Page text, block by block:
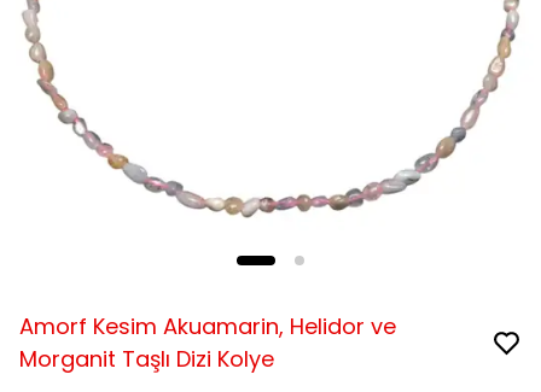
Amorf Kesim Akuamarin, Helidor ve
Morganit Taşlı Dizi Kolye